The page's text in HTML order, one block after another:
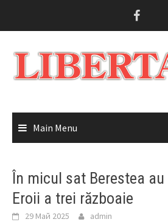
Main Menu
În micul sat Berestea
Eroii a trei războaie
29 Май 2025 admin